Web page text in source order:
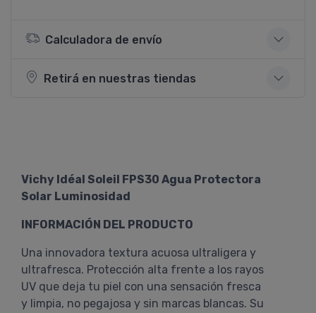
Calculadora de envío
Retirá en nuestras tiendas
Vichy Idéal Soleil FPS30 Agua Protectora
Solar Luminosidad
INFORMACIÓN DEL PRODUCTO
Una innovadora textura acuosa ultraligera y
ultrafresca. Protección alta frente a los rayos
UV que deja tu piel con una sensación fresca
y limpia, no pegajosa y sin marcas blancas. Su